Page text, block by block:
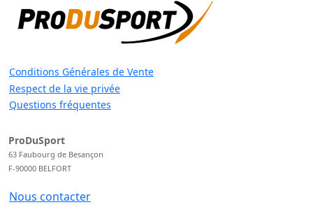
Conditions Générales de Vente
Respect de la vie privée
Questions fréquentes
ProDuSport
63 Faubourg de Besançon
F-90000 BELFORT
Nous contacter